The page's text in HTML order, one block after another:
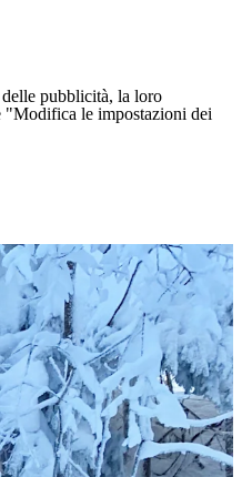
pubblicità, la loro
"Modifica le impostazioni dei